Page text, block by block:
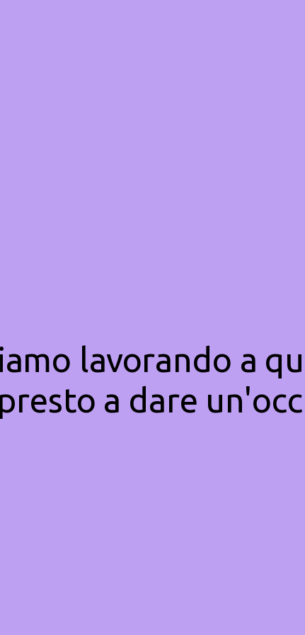
lavorando a
a dare